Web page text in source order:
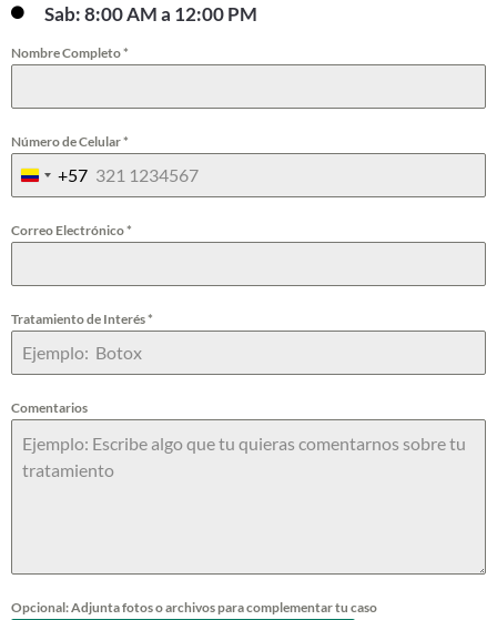
Sab: 8:00 AM a 12:00 PM
Nombre Completo*
Número de Celular*
C
o
m
b
a
+
+57
Correo Electrónico*
Tratamiento de Interés*
Comentarios
Opcional: Adjunta fotos o archivos para complementar tu caso